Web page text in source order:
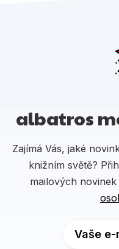
albatros
Zajímá Vás, jaké
knižním světě?
mailových novinek
Vaše